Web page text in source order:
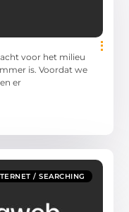
voor het milieu
is. Voordat we
er
/ SEARCHING